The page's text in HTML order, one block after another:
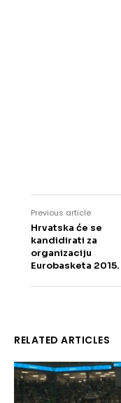
Previous article
Hrvatska će se
kandidirati za
organizaciju
Eurobasketa 2015.
RELATED ARTICLES